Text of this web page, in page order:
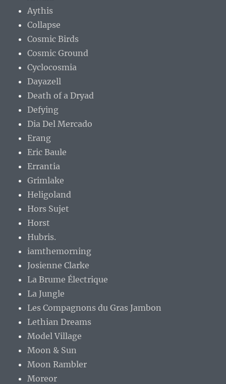
Aythis
Collapse
Cosmic Birds
Cosmic Ground
Cyclocosmia
Dayazell
Death of a Dryad
Defying
Dia Del Mercado
Erang
Eric Baule
Errantia
Grimlake
Heligoland
Hors Sujet
Horst
Hubris.
iamthemorning
Josienne Clarke
La Brume Électrique
La Jungle
Les Compagnons du Gras Jambon
Lethian Dreams
Model Village
Moon & Sun
Moon Rambler
Moreor